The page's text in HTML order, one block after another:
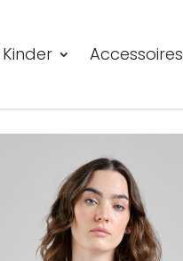
Kinder Accessoires